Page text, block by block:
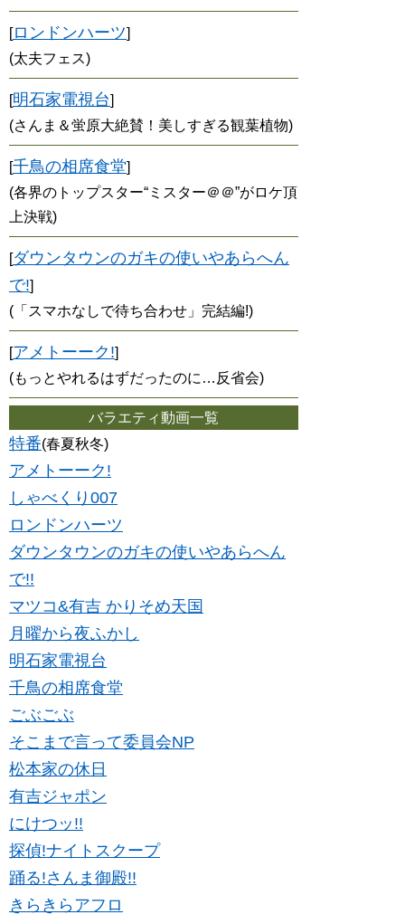
[ロンドンハーツ]
(太夫フェス)
[明石家電視台]
(さんま＆蛍原大絶賛！美しすぎる観葉植物)
[千鳥の相席食堂]
(各界のトップスター“ミスター＠＠”がロケ頂
上決戦)
[ダウンタウンのガキの使いやあらへん
で!]
(「スマホなしで待ち合わせ」完結編!)
[アメトーーク!]
(もっとやれるはずだったのに…反省会)
バラエティ動画一覧
特番(春夏秋冬)
アメトーーク!
しゃべくり007
ロンドンハーツ
ダウンタウンのガキの使いやあらへん
で!!
マツコ&有吉 かりそめ天国
月曜から夜ふかし
明石家電視台
千鳥の相席食堂
ごぶごぶ
そこまで言って委員会NP
松本家の休日
有吉ジャポン
にけつッ!!
探偵!ナイトスクープ
踊る!さんま御殿!!
きらきらアフロ